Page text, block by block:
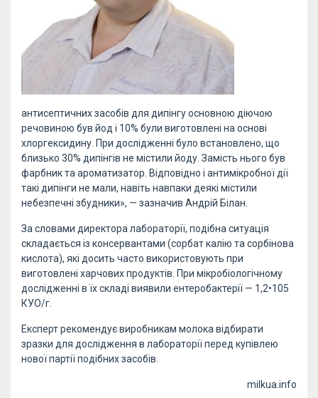
антисептичних засобів для дипінгу основною діючою
речовиною був йод і 10% були виготовлені на основі
хлоргексидину. При дослідженні було встановлено, що
близько 30% дипінгів не містили йоду. Замість нього був
фарбник та ароматизатор. Відповідно і антимікробної дії
такі дипінги не мали, навіть навпаки деякі містили
небезпечні збудники», — зазначив Андрій Білан.
За словами директора лабораторії, подібна ситуація
складається із консервантами (сорбат калію та сорбінова
кислота), які досить часто використовують при
виготовлені харчових продуктів. При мікробіологічному
дослідженні в їх складі виявили ентеробактерії — 1,2•105
КУО/г.
Експерт рекомендує виробникам молока відбирати
зразки для дослідження в лабораторії перед купівлею
нової партії подібних засобів.
milkua.info